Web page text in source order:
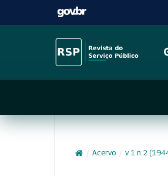
/ Acervo / v. 1 n. 2